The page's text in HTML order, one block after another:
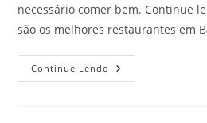
necessário comer bem. Continue
são os melhores restaurantes em
Continue Lendo Melhores
Restaurantes